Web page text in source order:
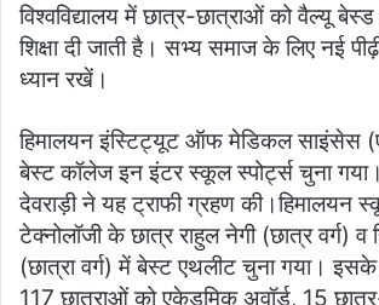
विश्वविद्यालय में छात्र-छात्राओं को वैल्यू
शिक्षा दी जाती है। सभ्य समाज के लिए नई
ध्यान रखें।
हिमालयन इंस्टिट्यूट ऑफ मेडिकल साइंसेस
बेस्ट कॉलेज इन इंटर स्कूल स्पोर्ट्स चुना
देवराड़ी ने यह ट्राफी ग्रहण
टेक्नोलॉजी के छात्र राहुल नेगी (छात्र वर्ग) व
(छात्रा वर्ग) में बेस्ट एथलीट चुना गया।
117 छात्राओं को एकेडमिक अवॉर्ड, 15